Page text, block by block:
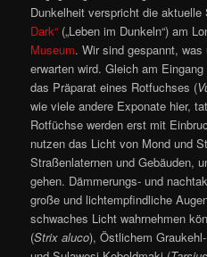
Dunkelheit verspricht die
Dark“ („Leben im Dunkeln“) am
Museum. Wir sind gespannt,
erwarten wird. Gleich am
das Präparat eines Rotfuchses (
wie viele andere Exponate hier,
Rotfüchse werden erst mit
nutzen das Licht von Mond und
Straßenlaternen und Gebäuden,
gehen. Dämmerungs- und
große und lichtempfindliche
schwaches Licht wahrnehmen
(Strix aluco), Östlichem